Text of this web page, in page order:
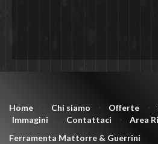
Home Chi siamo ⋅ Offerte ⋅
Immagini
Contattaci ⋅
Area
Ferramenta Mattorre & Guerrini